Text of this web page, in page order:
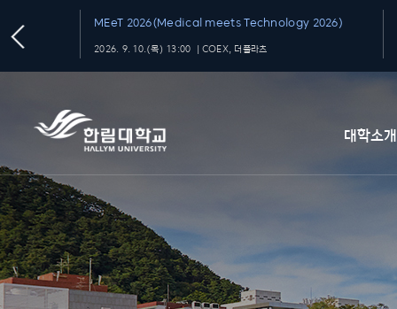
MEeT 2026(Medical meets Technology 2026)
2026. 9. 10.(목) 13:00 ｜COEX, 더플라츠
대학소개